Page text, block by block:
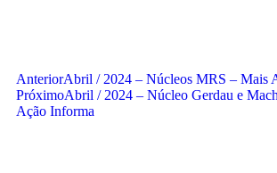
AnteriorAbril / 2024 – Núcleos MRS – Mais
PróximoAbril / 2024 – Núcleo Gerdau e
Ação Informa